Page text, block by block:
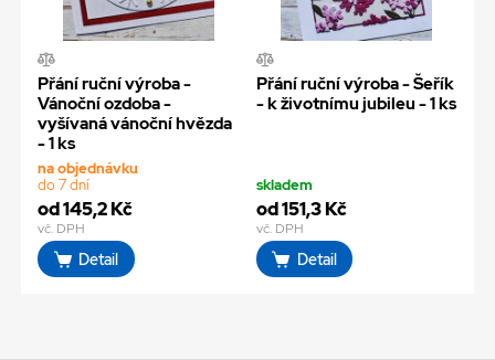
Přání ruční výroba -
Vánoční ozdoba -
vyšívaná vánoční hvězda
- 1 ks
na objednávku
do 7 dní
od 145,2 Kč
vč. DPH
Detail
Přání ruční výroba - Šeřík
- k životnímu jubileu - 1 ks
skladem
od 151,3 Kč
vč. DPH
Detail